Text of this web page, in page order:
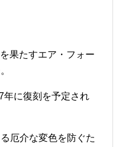
果たすエア・フォー
年に復刻を予定され
厄介な変色を防ぐた